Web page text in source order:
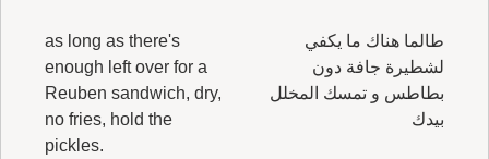
طالما هناك ما يكفي
لشطيرة جافة دون
بطاطس و تمسك المخلل
بيدك
as long as there's
enough left over for a
Reuben sandwich, dry,
no fries, hold the
pickles.